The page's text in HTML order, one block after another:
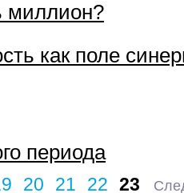
миллион?
как поле
периода
20 21 22 23